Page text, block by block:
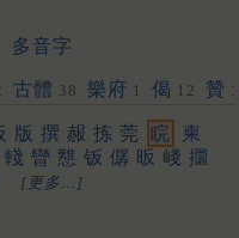
多音字
古體 38 樂府 1 偈 12 贊
版 撰 赧 拣 莞 睆
柬
輚 矕 戁 钣 僝 昄 㟞 攌
[更多…]